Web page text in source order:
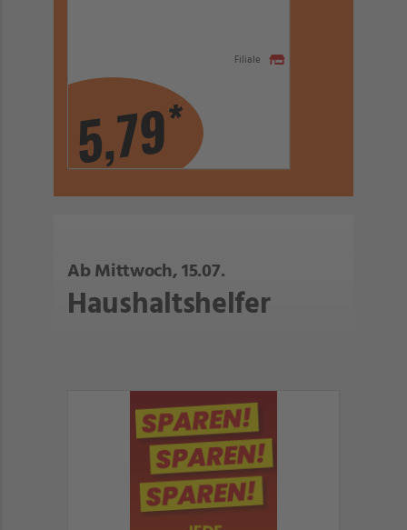
5,79*
Filiale
Ab Mittwoch, 15.07.
Haushaltshelfer